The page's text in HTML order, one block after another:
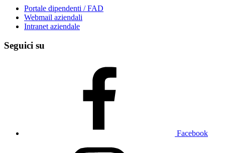
Portale dipendenti / FAD
Webmail aziendali
Intranet aziendale
Seguici su
Facebook